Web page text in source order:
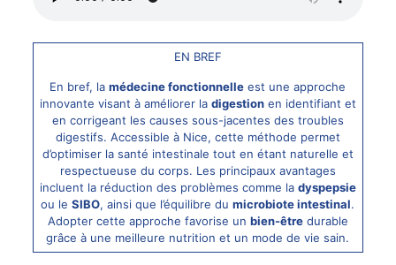
EN BREF
En bref, lamédecine fonctionnelle est une approche
innovante visant à améliorer la digestionen identifiant et
en corrigeant les causes sous-jacentes des troubles
digestifs. Accessible à Nice, cette méthode permet
d’optimiser la santé intestinale tout en étant naturelle et
respectueuse du corps. Les principaux avantages
incluent la réduction des problèmes comme la dyspepsie
ou leSIBO, ainsi que l’équilibre dumicrobiote intestinal.
Adopter cette approche favorise un bien-êtredurable
grâce à une meilleure nutrition et un mode de vie sain.